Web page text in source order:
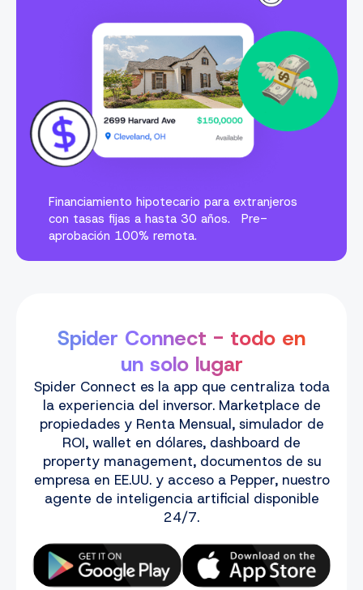
Financiamiento hipotecario para extranjeros
con tasas fijas a hasta 30 años. Pre-
aprobación 100% remota.
Spider Connect - todo en
un solo lugar
Spider Connect es la app que centraliza toda
la experiencia del inversor. Marketplace de
propiedades y Renta Mensual, simulador de
ROI, wallet en dólares, dashboard de
property management, documentos de su
empresa en EE.UU. y acceso a Pepper, nuestro
agente de inteligencia artificial disponible
24/7.